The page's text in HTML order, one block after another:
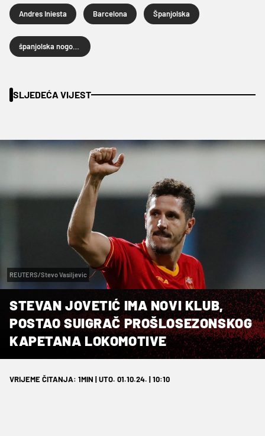
Andres Iniesta Barcelona Španjolska
SLJEDEĆA VIJEST
REUTERS/Stevo Vasiljevic
STEVAN JOVETIĆ IMA NOVI KLUB,
POSTAO SUIGRAČ PROŠLOSEZONSKOG
KAPETANA LOKOMOTIVE
VRIJEME ČITANJA: 1MIN | UTO. 01.10.24. | 10:10